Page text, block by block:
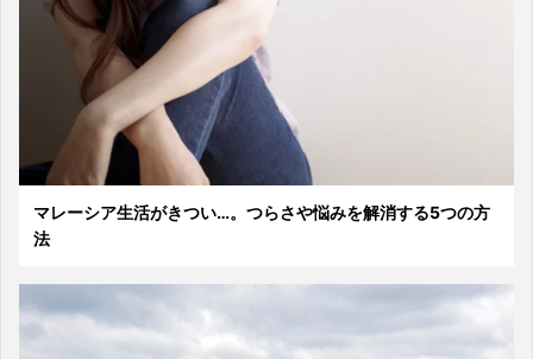
マレーシア生活がきつい…。つらさや悩みを解消する5つの方
法